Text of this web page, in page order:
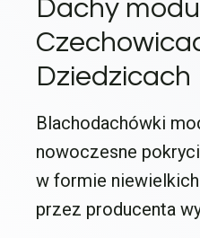
Dachy
Dziedzicach
Blachodachówki
nowoczesne
w formie
przez producenta